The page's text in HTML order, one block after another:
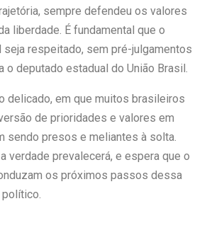
sempre defendeu os valores
liberdade. É fundamental que o
respeitado, sem pré-julgamentos
o deputado estadual do União Brasil.
delicado, em que muitos brasileiros
de prioridades e valores em
sendo presos e meliantes à solta.
verdade prevalecerá, e espera que o
os próximos passos dessa
político.